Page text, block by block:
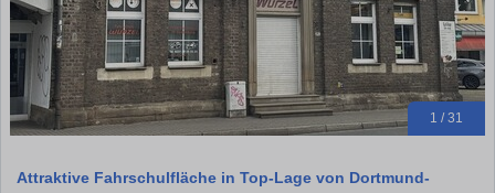
1 / 31
Attraktive Fahrschulfläche in Top-Lage von Dortmund-